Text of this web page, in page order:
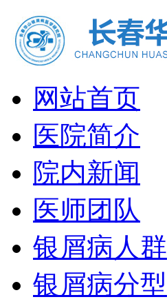
网站首页
医院简介
院内新闻
医师团队
银屑病人群
银屑病分型